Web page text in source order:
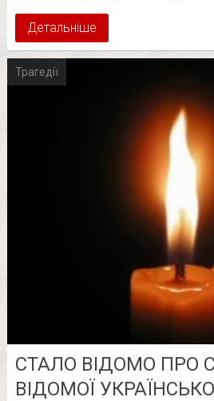
Детальніше
Трагедії
СТАЛО ВІДОМО ПРО
ВІДОМОЇ